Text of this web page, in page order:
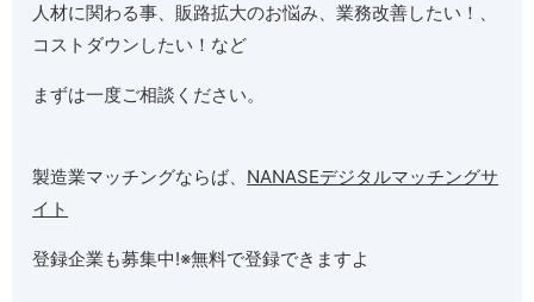
人材に関わる事、販路拡大のお悩み、業務改善したい！、
コストダウンしたい！など
まずは一度ご相談ください。
製造業マッチングならば、 NANASEデジタルマッチングサ
イト
登録企業も募集中!※無料で登録できますよ